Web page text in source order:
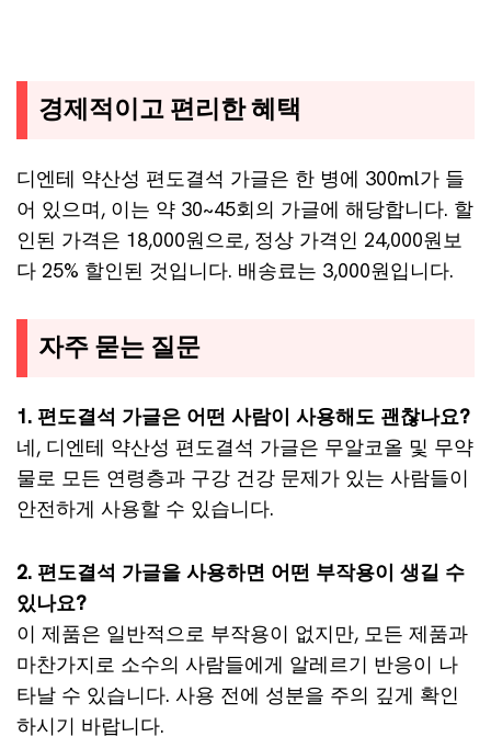
경제적이고 편리한 혜택
디엔테 약산성 편도결석 가글은 한 병에 300ml가 들
어 있으며, 이는 약 30~45회의 가글에 해당합니다. 할
인된 가격은 18,000원으로, 정상 가격인 24,000원보
다 25% 할인된 것입니다. 배송료는 3,000원입니다.
자주 묻는 질문
1. 편도결석 가글은 어떤 사람이 사용해도 괜찮나요?
네, 디엔테 약산성 편도결석 가글은 무알코올 및 무약
물로 모든 연령층과 구강 건강 문제가 있는 사람들이
안전하게 사용할 수 있습니다.
2. 편도결석 가글을 사용하면 어떤 부작용이 생길 수
있나요?
이 제품은 일반적으로 부작용이 없지만, 모든 제품과
마찬가지로 소수의 사람들에게 알레르기 반응이 나
타날 수 있습니다. 사용 전에 성분을 주의 깊게 확인
하시기 바랍니다.